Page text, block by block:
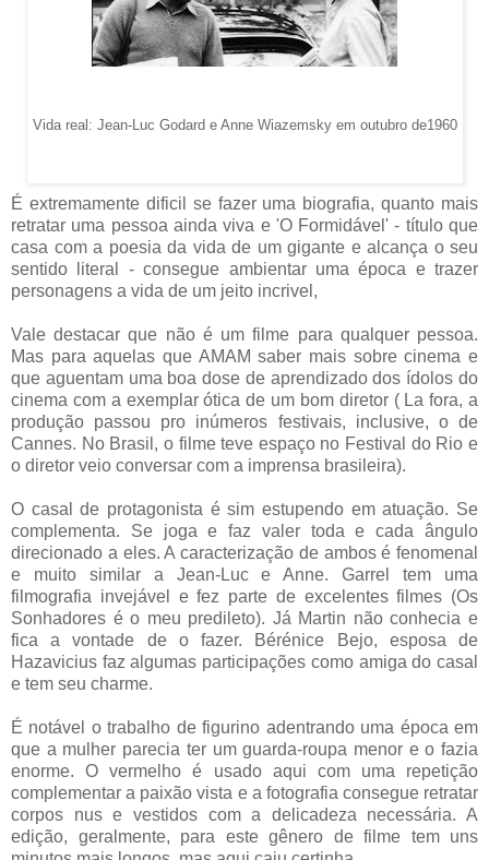
Vida real: Jean-Luc Godard e Anne Wiazemsky em outubro de1960
É extremamentedificil se fazer uma biografia, quanto mais
retratar uma pessoa ainda viva e 'O Formidável' - título que
casa com a poesia da vida de um gigante e alcança o seu
sentido literal - consegue ambientar uma época e trazer
personagens a vida de um jeito incrivel,
Vale destacar que não é um filme para qualquer pessoa.
Mas para aquelas que AMAM saber mais sobre cinema e
que aguentam uma boa dose de aprendizado dos ídolos do
cinema com a exemplar ótica de um bom diretor ( La fora, a
produção passou pro inúmeros festivais, inclusive, o de
Cannes. No Brasil, o filme teve espaço no Festival do Rio e
o diretor veio conversar com a imprensa brasileira).
O casal de protagonista é sim estupendo em atuação. Se
complementa. Se joga e faz valer toda e cada ângulo
direcionado a eles. A caracterização de ambos é fenomenal
e muito similar a Jean-Luc e Anne. Garrel tem uma
filmografia invejável e fez parte de excelentes filmes (Os
Sonhadores é o meu predileto). Já Martin não conhecia e
fica a vontade de o fazer. Bérénice Bejo, esposa de
Hazavicius faz algumas participações como amiga do casal
e tem seu charme.
É notável o trabalho de figurino adentrando uma época em
que a mulher parecia ter um guarda-roupa menor e o fazia
enorme. O vermelho é usado aqui com uma repetição
complementar a paixão vista e a fotografia consegue retratar
corpos nus e vestidos com a delicadeza necessária. A
edição, geralmente, para este gênero de filme tem uns